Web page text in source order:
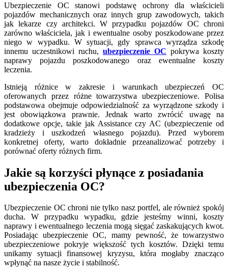
Ubezpieczenie OC stanowi podstawę ochrony dla właścicieli
pojazdów mechanicznych oraz innych grup zawodowych, takich
jak lekarze czy architekci. W przypadku pojazdów OC chroni
zarówno właściciela, jak i ewentualne osoby poszkodowane przez
niego w wypadku. W sytuacji, gdy sprawca wyrządza szkodę
innemu uczestnikowi ruchu, ubezpieczenie OC pokrywa koszty
naprawy pojazdu poszkodowanego oraz ewentualne koszty
leczenia.
Istnieją różnice w zakresie i warunkach ubezpieczeń OC
oferowanych przez różne towarzystwa ubezpieczeniowe. Polisa
podstawowa obejmuje odpowiedzialność za wyrządzone szkody i
jest obowiązkowa prawnie. Jednak warto zwrócić uwagę na
dodatkowe opcje, takie jak Assistance czy AC (ubezpieczenie od
kradzieży i uszkodzeń własnego pojazdu). Przed wyborem
konkretnej oferty, warto dokładnie przeanalizować potrzeby i
porównać oferty różnych firm.
Jakie są korzyści płynące z posiadania
ubezpieczenia OC?
Ubezpieczenie OC chroni nie tylko nasz portfel, ale również spokój
ducha. W przypadku wypadku, gdzie jesteśmy winni, koszty
naprawy i ewentualnego leczenia mogą sięgać zaskakujących kwot.
Posiadając ubezpieczenie OC, mamy pewność, że towarzystwo
ubezpieczeniowe pokryje większość tych kosztów. Dzięki temu
unikamy sytuacji finansowej kryzysu, która mogłaby znacząco
wpłynąć na nasze życie i stabilność.